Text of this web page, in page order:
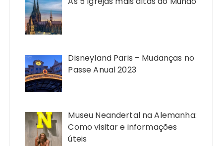
Disneyland Paris – Mudanças no
Passe Anual 2023
Museu Neandertal na Alemanha:
Como visitar e informações
úteis